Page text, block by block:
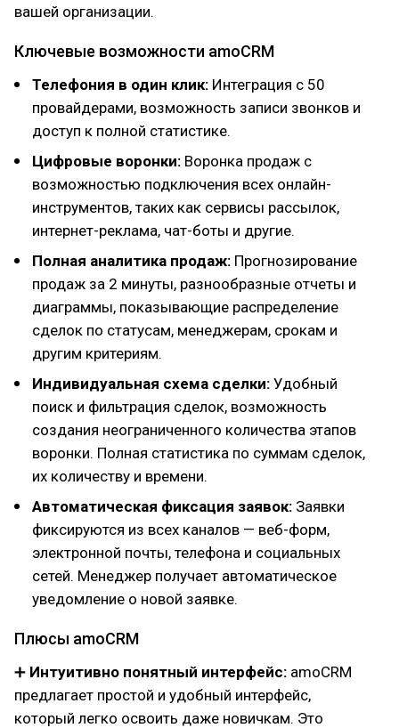
вашей организации.
Ключевые возможности amoCRM
Телефония в один клик: Интеграция с 50
провайдерами, возможность записи звонков и
доступ к полной статистике.
Цифровые воронки: Воронка продаж с
возможностью подключения всех онлайн-
инструментов, таких как сервисы рассылок,
интернет-реклама, чат-боты и другие.
Полная аналитика продаж: Прогнозирование
продаж за 2 минуты, разнообразные отчеты и
диаграммы, показывающие распределение
сделок по статусам, менеджерам, срокам и
другим критериям.
Индивидуальная схема сделки: Удобный
поиск и фильтрация сделок, возможность
создания неограниченного количества этапов
воронки. Полная статистика по суммам сделок,
их количеству и времени.
Автоматическая фиксация заявок: Заявки
фиксируются из всех каналов — веб-форм,
электронной почты, телефона и социальных
сетей. Менеджер получает автоматическое
уведомление о новой заявке.
Плюсы amoCRM
➕ Интуитивно понятный интерфейс: amoCRM
предлагает простой и удобный интерфейс,
который легко освоить даже новичкам. Это